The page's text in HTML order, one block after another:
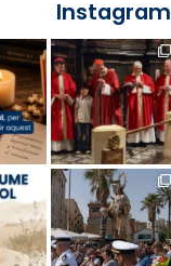
Instagram